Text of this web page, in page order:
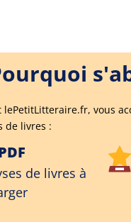
lePetitLitteraire.fr, vous
de livres :
de livres à